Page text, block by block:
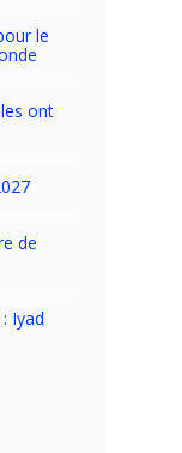
le
ont
de
Iyad